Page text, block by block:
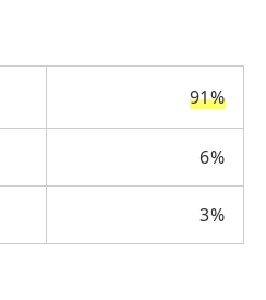
91%
6%
3%